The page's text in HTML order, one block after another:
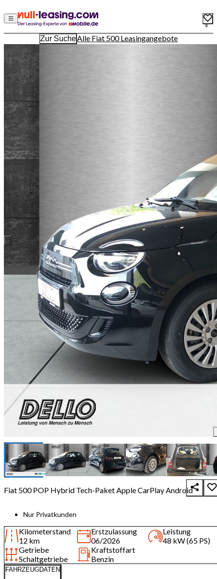
0
Zur SucheAlle Fiat 500 Leasingangebote
Fiat 500 POP Hybrid Tech-Paket Apple CarPlay Android
Nur Privatkunden
Kilometerstand
12 km
Erstzulassung
06/2026
Leistung
48 kW (65 PS)
Getriebe
Schaltgetriebe
Kraftstoffart
Benzin
FAHRZEUGDATEN